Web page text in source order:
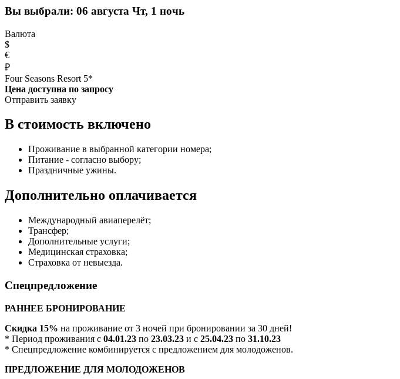
Вы выбрали: 06 августа Чт, 1 ночь
Валюта
$
€
₽
Four Seasons Resort 5*
Цена доступна по запросу
Отправить заявку
В стоимость включено
Проживание в выбранной категории номера;
Питание - согласно выбору;
Праздничные ужины.
Дополнительно оплачивается
Международный авиаперелёт;
Трансфер;
Дополнительные услуги;
Медицинская страховка;
Страховка от невыезда.
Спецпредложение
РАННЕЕ БРОНИРОВАНИЕ
Скидка 15% на проживание от 3 ночей при бронировании за 30 дней!
* Период проживания с 04.01.23 по 23.03.23 и с 25.04.23 по 31.10.23
* Спецпредложение комбинируется с предложением для молодоженов.
ПРЕДЛОЖЕНИЕ ДЛЯ МОЛОДОЖЕНОВ